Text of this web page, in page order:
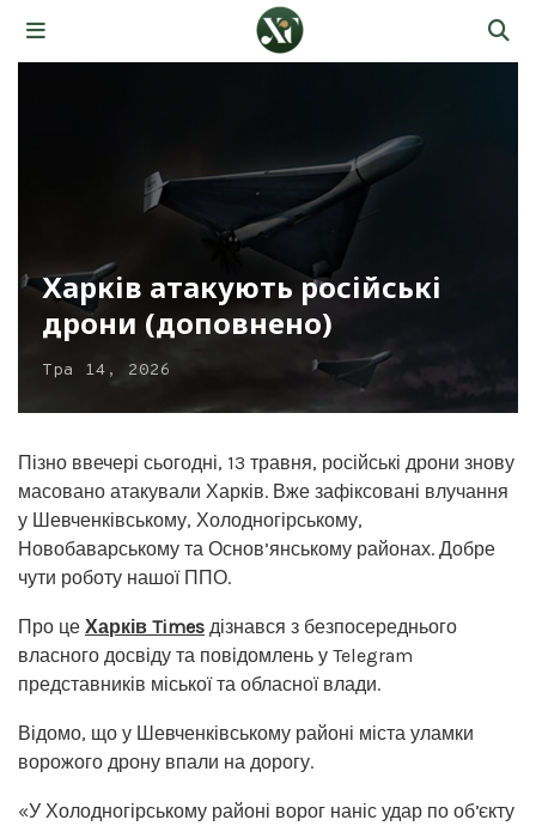
Харків атакують російські
дрони (доповнено)
Тра 14, 2026
Пізно ввечері сьогодні, 13 травня, російські дрони знову
масовано атакували Харків. Вже зафіксовані влучання
у Шевченківському, Холодногірському,
Новобаварському та Основ’янському районах. Добре
чути роботу нашої ППО.
Про це Харків Times дізнався з безпосереднього
власного досвіду та повідомлень у Telegram
представників міської та обласної влади.
Відомо, що у Шевченківському районі міста уламки
ворожого дрону впали на дорогу.
«У Холодногірському районі ворог наніс удар по обʼєкту